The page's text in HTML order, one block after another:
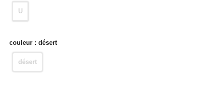
U
couleur : désert
désert